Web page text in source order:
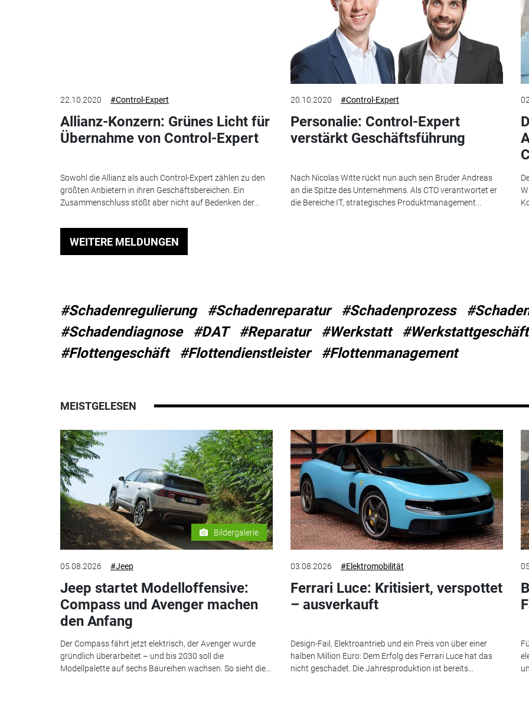
22.10.2020 #Control-Expert
Allianz-Konzern: Grünes Licht für
Übernahme von Control-Expert
Sowohl die Allianz als auch Control-Expert zählen zu den
größten Anbietern in ihren Geschäftsbereichen. Ein
Zusammenschluss stößt aber nicht auf Bedenken der...
20.10.2020 #Control-Expert
Personalie: Control-Expert
verstärkt Geschäftsführung
Nach Nicolas Witte rückt nun auch sein Bruder Andreas
an die Spitze des Unternehmens. Als CTO verantwortet er
die Bereiche IT, strategisches Produktmanagement...
WEITERE MELDUNGEN
#Schadenregulierung #Schadenreparatur #Schadenprozess
#Schadendiagnose
#DAT #Reparatur #Werkstatt
#Werkstattgeschäft
#Flottengeschäft
#Flottendienstleister #Flottenmanagement
MEISTGELESEN
Bildergalerie
05.08.2026 #Jeep
Jeep startet Modelloffensive:
Compass und Avenger machen
den Anfang
Der Compass fährt jetzt elektrisch, der Avenger wurde
gründlich überarbeitet – und bis 2030 soll die
Modellpalette auf sechs Baureihen wachsen. So sieht die...
03.08.2026 #Elektromobilität
Ferrari Luce: Kritisiert, verspottet
– ausverkauft
Design-Fail, Elektroantrieb und ein Preis von über einer
halben Million Euro: Dem Erfolg des Ferrari Luce hat das
nicht geschadet. Die Jahresproduktion ist bereits...